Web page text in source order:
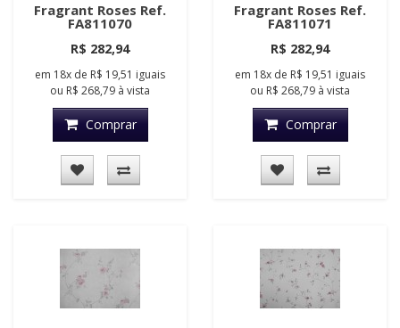
Fragrant Roses Ref.
FA811070
R$ 282,94
em 18x de R$ 19,51 iguais
ou R$ 268,79 à vista
Comprar
Fragrant Roses Ref.
FA811071
R$ 282,94
em 18x de R$ 19,51 iguais
ou R$ 268,79 à vista
Comprar